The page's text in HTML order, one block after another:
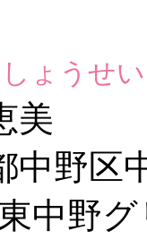
しょうせ
美
野区
ー